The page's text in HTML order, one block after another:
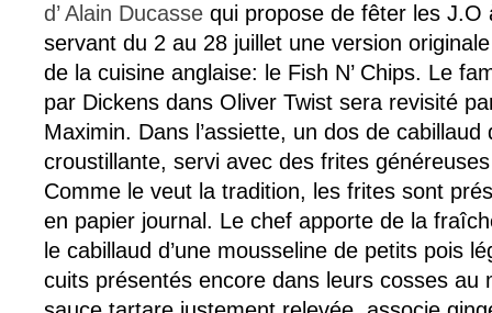
d’ Alain Ducasse qui propose de fêter les J.O
servant du 2 au 28 juillet une version
de la cuisine anglaise: le Fish N’ Chips. Le
par Dickens dans Oliver Twist sera revisité
Maximin. Dans l’assiette, un dos de
croustillante, servi avec des frites
Comme le veut la tradition, les frites sont
en papier journal. Le chef apporte de la
le cabillaud d’une mousseline de petits pois
cuits présentés encore dans leurs cosses au